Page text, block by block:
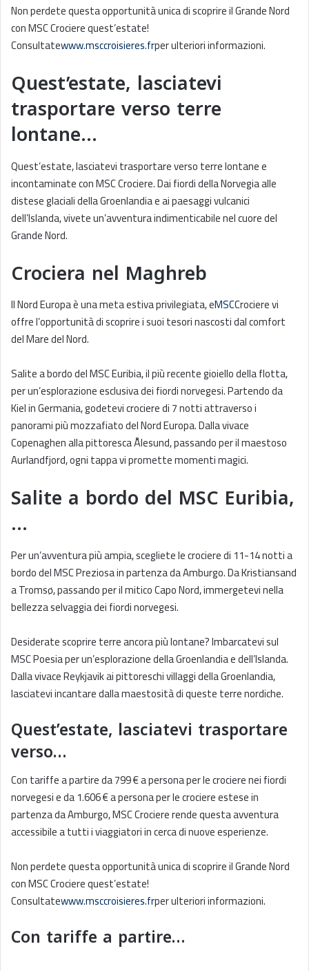
Non perdete questa opportunità unica di scoprire il Grande Nord
con MSC Crociere quest’estate!
Consultatewww.msccroisieres.frper ulteriori informazioni.
Quest’estate, lasciatevi
trasportare verso terre
lontane…
Quest’estate, lasciatevi trasportare verso terre lontane e
incontaminate con MSC Crociere. Dai fiordi della Norvegia alle
distese glaciali della Groenlandia e ai paesaggi vulcanici
dell’Islanda, vivete un’avventura indimenticabile nel cuore del
Grande Nord.
Crociera nel Maghreb
Il Nord Europa è una meta estiva privilegiata, eMSCCrociere vi
offre l’opportunità di scoprire i suoi tesori nascosti dal comfort
del Mare del Nord.
Salite a bordo del MSC Euribia, il più recente gioiello della flotta,
per un’esplorazione esclusiva dei fiordi norvegesi. Partendo da
Kiel in Germania, godetevi crociere di 7 notti attraverso i
panorami più mozzafiato del Nord Europa. Dalla vivace
Copenaghen alla pittoresca Ålesund, passando per il maestoso
Aurlandfjord, ogni tappa vi promette momenti magici.
Salite a bordo del MSC Euribia,
…
Per un’avventura più ampia, scegliete le crociere di 11-14 notti a
bordo del MSC Preziosa in partenza da Amburgo. Da Kristiansand
a Tromsø, passando per il mitico Capo Nord, immergetevi nella
bellezza selvaggia dei fiordi norvegesi.
Desiderate scoprire terre ancora più lontane? Imbarcatevi sul
MSC Poesia per un’esplorazione della Groenlandia e dell’Islanda.
Dalla vivace Reykjavik ai pittoreschi villaggi della Groenlandia,
lasciatevi incantare dalla maestosità di queste terre nordiche.
Quest’estate, lasciatevi trasportare
verso…
Con tariffe a partire da 799 € a persona per le crociere nei fiordi
norvegesi e da 1.606 € a persona per le crociere estese in
partenza da Amburgo, MSC Crociere rende questa avventura
accessibile a tutti i viaggiatori in cerca di nuove esperienze.
Non perdete questa opportunità unica di scoprire il Grande Nord
con MSC Crociere quest’estate!
Consultatewww.msccroisieres.frper ulteriori informazioni.
Con tariffe a partire…